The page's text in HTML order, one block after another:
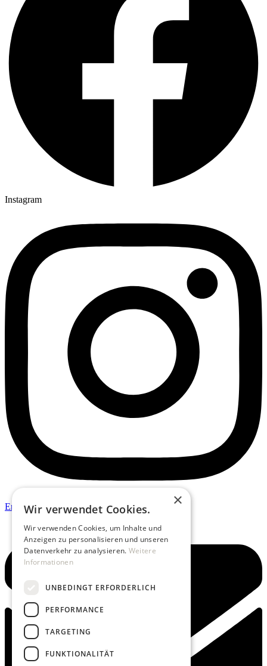
Instagram
Envelope ×
Wir verwendet Cookies.
Wir verwenden Cookies, um Inhalte und
Anzeigen zu personalisieren und unseren
Datenverkehr zu analysieren. Weitere
Informationen
UNBEDINGT ERFORDERLICH
PERFORMANCE
TARGETING
FUNKTIONALITÄT